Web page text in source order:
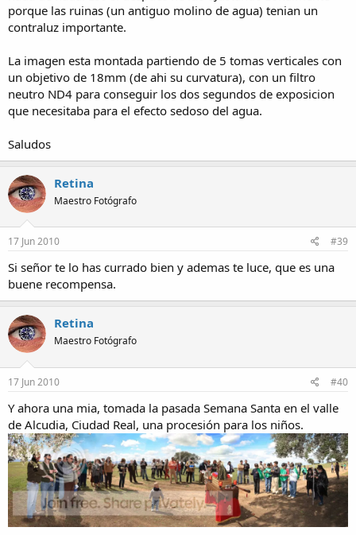
porque las ruinas (un antiguo molino de agua) tenian un
contraluz importante.
La imagen esta montada partiendo de 5 tomas verticales con
un objetivo de 18mm (de ahi su curvatura), con un filtro
neutro ND4 para conseguir los dos segundos de exposicion
que necesitaba para el efecto sedoso del agua.
Saludos
Retina
Maestro Fotógrafo
17 Jun 2010 #39
Si señor te lo has currado bien y ademas te luce, que es una
buene recompensa.
Retina
Maestro Fotógrafo
17 Jun 2010 #40
Y ahora una mia, tomada la pasada Semana Santa en el valle
de Alcudia, Ciudad Real, una procesión para los niños.